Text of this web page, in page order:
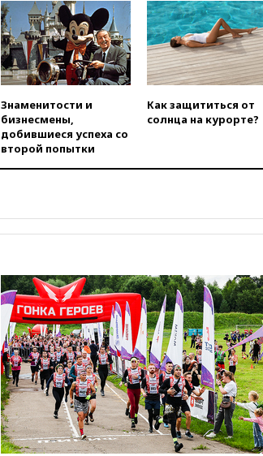
X о миграционном кризисе в
Сеуте набрал миллион
просмотров
вчера, 22:49Минпромторг:
банкротство «Кванта» не
означает прекращения
производства телевизоров в
вагонов сошли с рельсов в
выросли нефтегазовые
доходы российского
согласовал первый стандарт
исламского банкинга
вчера, 21:43Организаторы
«Интервидения»
подтвердили, что конкурс
пройдет в Саудовской Аравии
вчера, 21:35Машков: в РФ
подготовили концепцию
развития театрального
искусства до 2035 года
Знаменитости и
бизнесмены,
добившиеся успеха со
второй попытки
Как защититься от
солнца на курорте?